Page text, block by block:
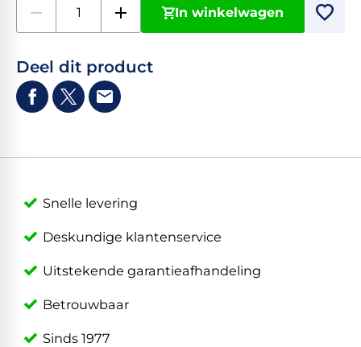
In winkelwagen
Deel dit product
Snelle levering
Deskundige klantenservice
Uitstekende garantieafhandeling
Betrouwbaar
Sinds 1977